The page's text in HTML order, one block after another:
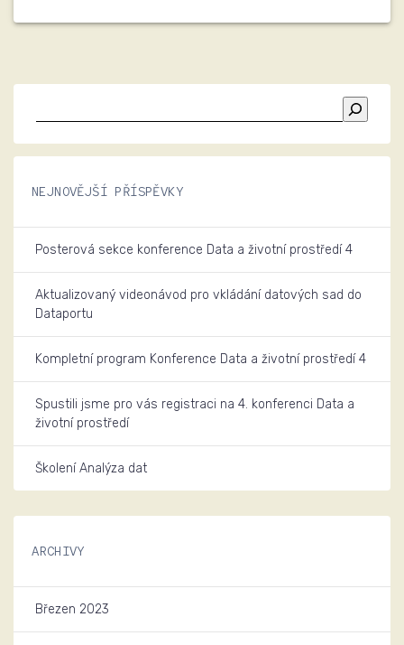
NEJNOVĚJŠÍ PŘÍSPĚVKY
Posterová sekce konference Data a životní prostředí 4
Aktualizovaný videonávod pro vkládání datových sad do
Dataportu
Kompletní program Konference Data a životní prostředí 4
Spustili jsme pro vás registraci na 4. konferenci Data a
životní prostředí
Školení Analýza dat
ARCHIVY
Březen 2023